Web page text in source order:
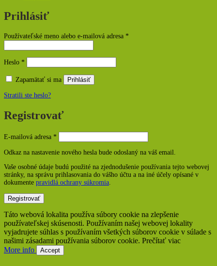
Prihlásiť
Používateľské meno alebo e-mailová adresa *
Heslo *
Zapamätať si ma Prihlásiť
Stratili ste heslo?
Registrovať
E-mailová adresa * Povinné
Odkaz na nastavenie nového hesla bude odoslaný na váš email.
Vaše osobné údaje budú použité na zjednodušenie používania tejto webovej
stránky, na správu prihlasovania do vášho účtu a na iné účely opísané v
dokumente pravidlá ochrany súkromia
Registrovať
Táto webová lokalita používa súbory cookie na zlepšenie
používateľskej skúsenosti. Používaním našej webovej lokality
vyjadrujete súhlas s používaním všetkých súborov cookie v súlade s
našimi zásadami používania súborov cookie. Prečítať viac
More info
Accept